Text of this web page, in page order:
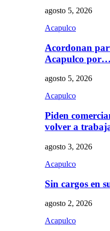
agosto 5, 2026
Acapulco
Acordonan
Acapulco por…
agosto 5, 2026
Acapulco
Piden
volver a
agosto 3, 2026
Acapulco
Sin cargos en
agosto 2, 2026
Acapulco